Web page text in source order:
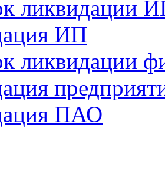
ликвидации
ИП
ликвидации
ПАО